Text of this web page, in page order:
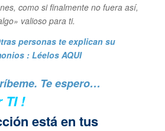
como si finalmente no fuera así,
valioso para ti.
personas te explican su
: Léelos AQUI
Te espero…
TI !
está en tus